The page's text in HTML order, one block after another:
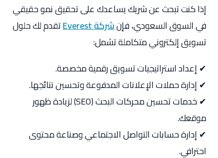
إذا كنت تبحث عن شريك يساعدك على تحقيق نمو حقيقي
في السوق السعودي، فإنشركة Everest
تقدم لك حلول
تسويق إلكتروني متكاملة تشمل:
✔ إعداد استراتيجيات تسويق رقمية مخصصة.
✔ إدارة حملات الإعلانات المدفوعة وتحسين نتائجها.
✔ خدمات تحسين محركات البحث (SEO) لزيادة ظهور
موقعك.
✔ إدارة حسابات التواصل الاجتماعي وصناعة محتوى
احترافي.